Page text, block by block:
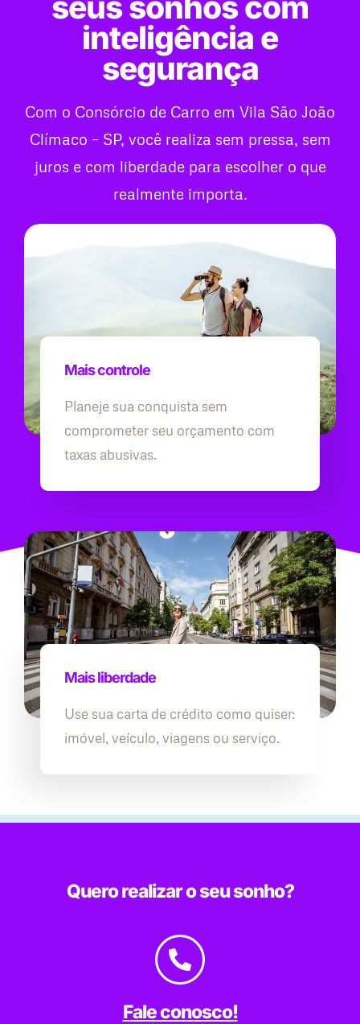
inteligência e
segurança
Com o Consórcio de Carro em Vila São João
Clímaco – SP, você realiza sem pressa, sem
juros e com liberdade para escolher o que
realmente importa.
Mais controle
Planeje sua conquista sem
comprometer seu orçamento com
taxas abusivas.
Mais liberdade
Use sua carta de crédito como quiser:
imóvel, veículo, viagens ou serviço.
Quero realizar o seu sonho?
Fale conosco!